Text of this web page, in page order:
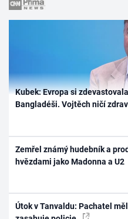
Kubek: Evropa si
Bangladéši. Vojtěch ničí
Zemřel známý hudebník a
hvězdami jako Madonna a U2
Útok v Tanvaldu: Pachatel